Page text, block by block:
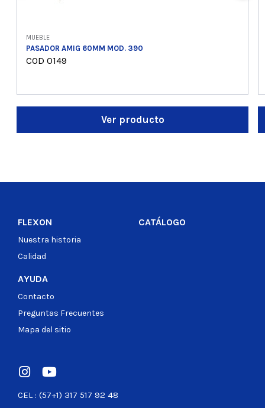
MUEBLE
PASADOR AMIG 60MM MOD. 390
COD 0149
Ver producto
CEL : (57+1) 317 517 92 48
FLEXON
Nuestra historia
Calidad
CATÁLOGO
AYUDA
Contacto
Preguntas Frecuentes
Mapa del sitio